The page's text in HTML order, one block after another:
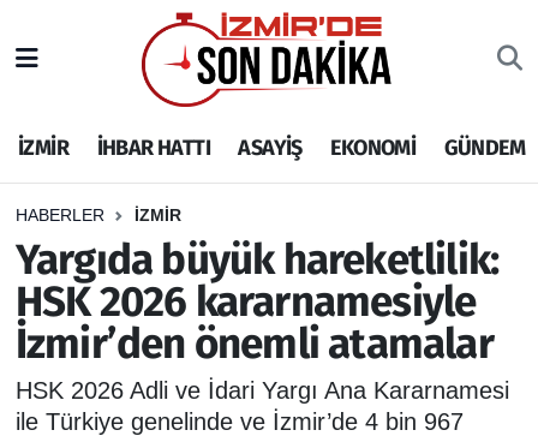
İZMİR İHBAR HATTI ASAYİŞ EKONOMİ GÜNDEM
HABERLER İZMİR
Yargıda büyük hareketlilik:
HSK 2026 kararnamesiyle
İzmir’den önemli atamalar
HSK 2026 Adli ve İdari Yargı Ana Kararnamesi
ile Türkiye genelinde ve İzmir’de 4 bin 967
İHBAR HATTI
DEPREM
GENEL
EKONOMİ
SİYASET
İzmir Nöbetçi Eczaneler
İzmir Hava Durumu
İzmir Namaz Vakitleri
İzmir Trafik Yoğunluk Haritası
Puan Durumu ve Fikstür
Tüm Manşetler